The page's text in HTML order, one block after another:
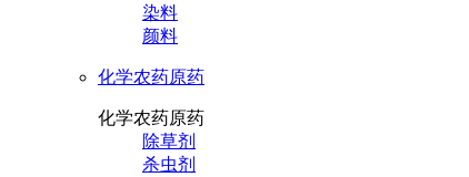
染料
颜料
化学农药原药
化学农药原药
除草剂
杀虫剂